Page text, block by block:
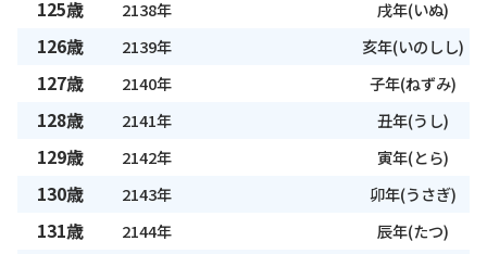
125歳 2138年 戌年(いぬ)
126歳 2139年 亥年(いのしし)
127歳 2140年 子年(ねずみ)
128歳 2141年 丑年(うし)
129歳 2142年 寅年(とら)
130歳 2143年 卯年(うさぎ)
131歳 2144年 辰年(たつ)